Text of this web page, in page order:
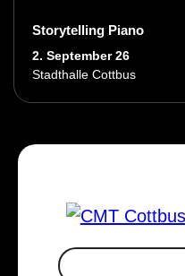
Storytelling Piano
2. September 26
Stadthalle Cottbus
S